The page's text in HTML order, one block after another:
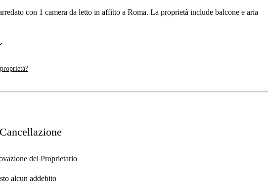
con 1 camera da letto in affitto a Roma. La proprietà include balcone e aria
4° piano, poi bisogna prendere le scale fino al 5° piano, dove si trova l'appartamento
del Proprietario
alcun addebito